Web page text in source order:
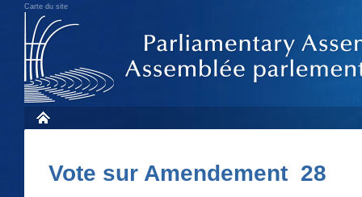
Carte du site
Vote sur Amendement 28